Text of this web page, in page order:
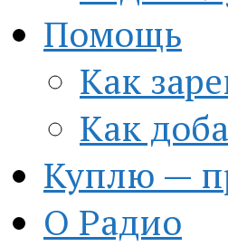
Помощь
Как
Как
Куплю —
О Радио